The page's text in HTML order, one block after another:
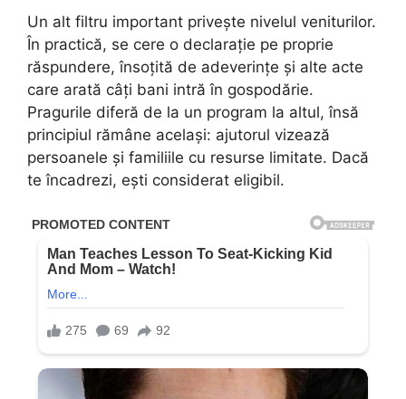
Un alt filtru important privește nivelul veniturilor.
În practică, se cere o declarație pe proprie
răspundere, însoțită de adeverințe și alte acte
care arată câți bani intră în gospodărie.
Pragurile diferă de la un program la altul, însă
principiul rămâne același: ajutorul vizează
persoanele și familiile cu resurse limitate. Dacă
te încadrezi, ești considerat eligibil.